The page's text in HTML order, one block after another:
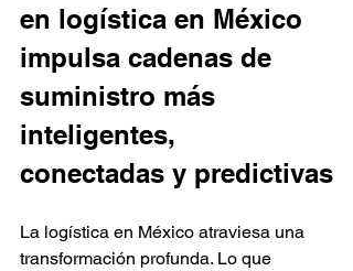
en logística en México
impulsa cadenas de
suministro más
inteligentes,
conectadas y predictivas
La logística en México atraviesa una
transformación profunda. Lo que